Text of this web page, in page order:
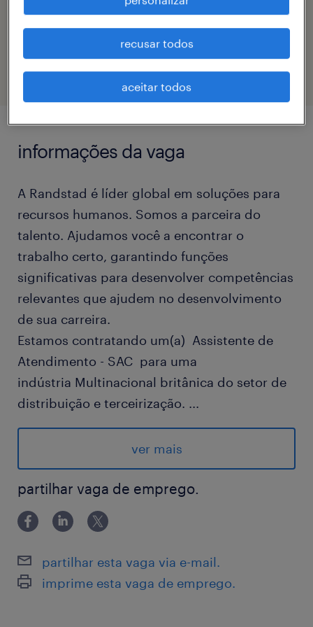
código da vaga
eTalent_JP-177071
informações da vaga
A Randstad é líder global em soluções para
recursos humanos. Somos a parceira do
talento. Ajudamos você a encontrar o
trabalho certo, garantindo funções
significativas para desenvolver competências
relevantes que ajudem no desenvolvimento
de sua carreira.
Estamos contratando um(a) Assistente de
Atendimento - SAC para uma
indústria Multinacional britânica do setor de
distribuição e terceirização. ...
Valorizamos a condição humana em todas as
suas expressões e, reconhecendo que a
diversidade nos torna ainda melhores,
informamos que nossas oportunidades
também são destinadas a pessoas
com deficiência.
Benefícios: Refeitório no Local + Vale
Transporte, Fretado ou Estacionamento +
ver mais
partilhar vaga de emprego.
partilhar esta vaga via e-mail.
imprime esta vaga de emprego.
recusar todos
aceitar todos